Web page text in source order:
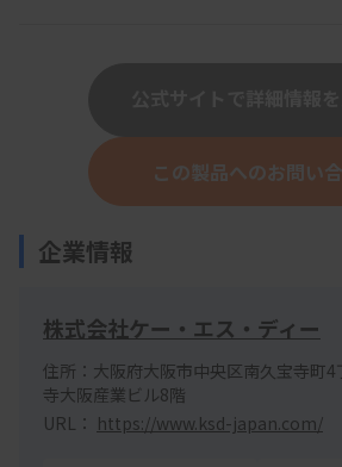
この製品へのお問い
企業情報
株式会社ケー・エス・ディー
住所：大阪府大阪市中央区南久宝寺町4
寺大阪産業ビル8階
URL： https://www.ksd-japan.com/